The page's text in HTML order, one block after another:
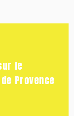
le
Provence